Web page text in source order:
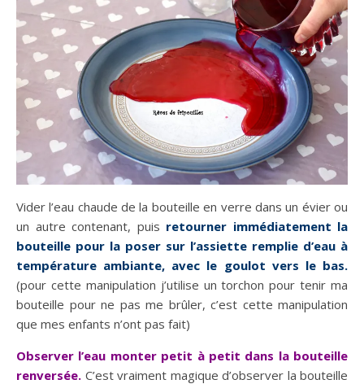
Vider l’eau chaude de la bouteille en verre dans un évier ou
un autre contenant, puis retourner immédiatement la
bouteille pour la poser sur l’assiette remplie d’eau à
température ambiante, avec le goulot vers le bas.
(pour cette manipulation j’utilise un torchon pour tenir ma
bouteille pour ne pas me brûler, c’est cette manipulation
que mes enfants n’ont pas fait)
Observer l’eau monter petit à petit dans la bouteille
renversée. C’est vraiment magique d’observer la bouteille